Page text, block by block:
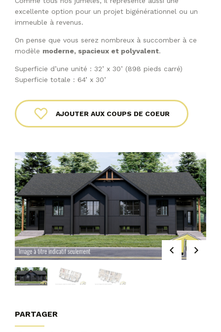
excellente option pour un projet bigénérationnel ou un
immeuble à revenus.
On pense que vous serez nombreux à succomber à ce
modèle moderne, spacieux et polyvalent.
Superficie d’une unité : 32’ x 30’ (898 pieds carré)
Superficie totale : 64’ x 30’
AJOUTER AUX COUPS DE COEUR
PARTAGER